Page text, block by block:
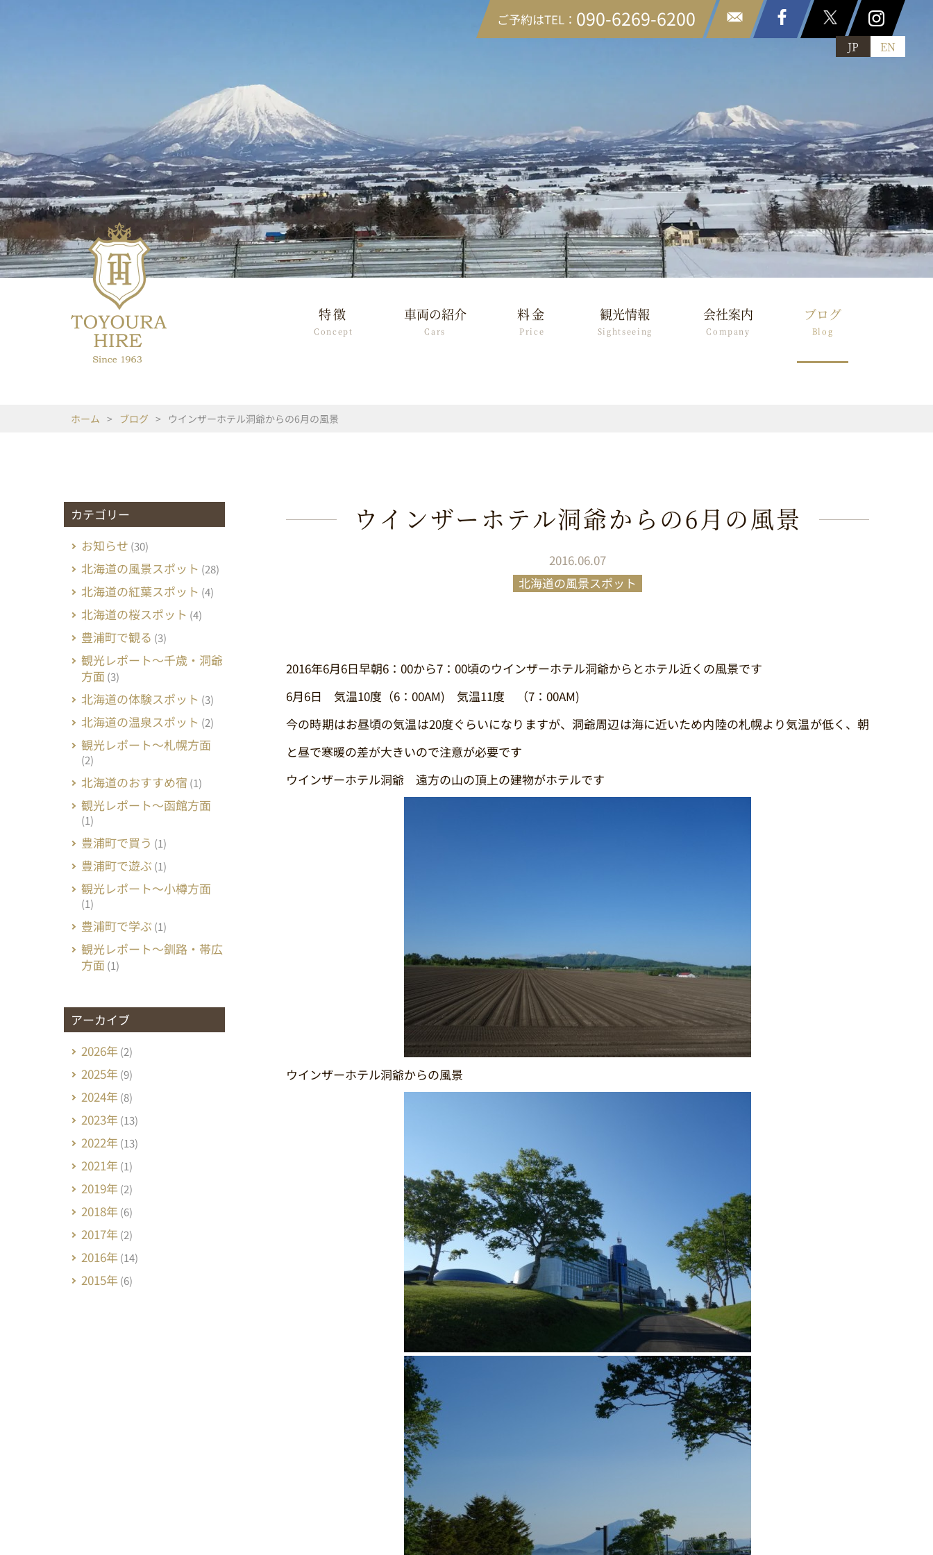
ご予約はTEL： 090-6269-6200
JP EN
特徴
Concept
車両の紹介
Cars
料金
Price
観光情報
Sightseeing
会社案内
Company
ブログ
Blog
ホーム > ブログ > ウインザーホテル洞爺からの6月の風景
ウインザーホテル洞爺からの6月の風景
2016.06.07
北海道の風景スポット
2016年6月6日早朝6：00から7：00頃のウインザーホテル洞爺からとホテル近くの風景です
6月6日 気温10度（6：00AM) 気温11度 （7：00AM)
今の時期はお昼頃の気温は20度ぐらいになりますが、洞爺周辺は海に近いため内陸の札幌より気温が低く、朝
と昼で寒暖の差が大きいので注意が必要です
ウインザーホテル洞爺 遠方の山の頂上の建物がホテルです
ウインザーホテル洞爺からの風景
カテゴリー
お知らせ (30)
北海道の風景スポット (28)
北海道の紅葉スポット (4)
北海道の桜スポット (4)
豊浦町で観る (3)
観光レポート～千歳・洞爺
方面 (3)
北海道の体験スポット (3)
北海道の温泉スポット (2)
観光レポート～札幌方面
(2)
北海道のおすすめ宿 (1)
観光レポート～函館方面
(1)
豊浦町で買う (1)
豊浦町で遊ぶ (1)
観光レポート～小樽方面
(1)
豊浦町で学ぶ (1)
観光レポート～釧路・帯広
方面 (1)
アーカイブ
2026年(2)
2025年(9)
2024年(8)
2023年(13)
2022年(13)
2021年(1)
2019年(2)
2018年(6)
2017年(2)
2016年(14)
2015年(6)